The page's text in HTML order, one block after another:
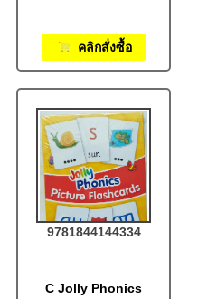
คลิกสั่งซื้อ
9781844144334
C Jolly Phonics